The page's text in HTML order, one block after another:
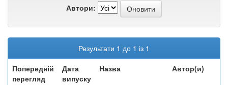
Автори:
Результати 1 до 1 із 1
Попередній
перегляд
Дата
випуску
Назва Автор(и)